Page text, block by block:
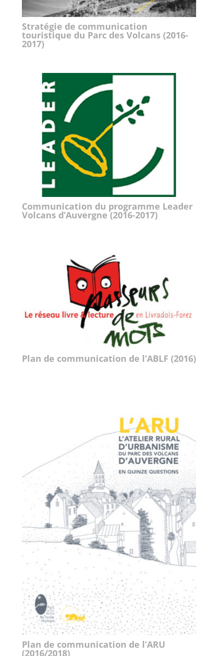
Stratégie de communication
touristique du Parc des Volcans (2016-
2017)
Communication du programme Leader
Volcans d’Auvergne (2016-2017)
Plan de communication de l’ABLF (2016)
Plan de communication de l’ARU
(2016/2018)